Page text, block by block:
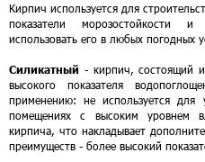
Кирпич используется для
показатели морозостойкости и
использовать его в любых погодных
Силикатный - кирпич, состоящий
высокого показателя
применению: не используется для
помещениях с высоким уровнем
кирпича, что накладывает
преимуществ - более высокий